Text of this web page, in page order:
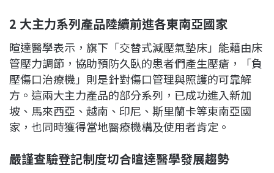
2 大主力系列產品陸續前進各東南亞國家
暄達醫學表示，旗下「交替式減壓氣墊床」能藉由床
管壓力調節，協助預防久臥的患者們產生壓瘡，「負
壓傷口治療機」則是針對傷口管理與照護的可靠解
方。這兩大主力產品的部分系列，已成功進入新加
坡、馬來西亞、越南、印尼、斯里蘭卡等東南亞國
家，也同時獲得當地醫療機構及使用者肯定。
嚴謹查驗登記制度切合暄達醫學發展趨勢